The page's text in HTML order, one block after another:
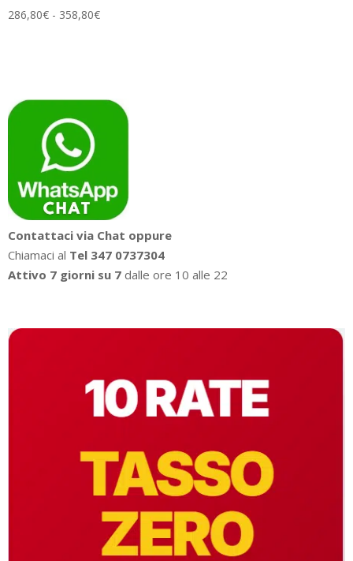
286,80€ - 358,80€Fascia
a
358,80€
Contattaci via Chat oppure
Chiamaci al Tel 347 0737304
Attivo 7 giorni su 7 dalle ore 10 alle 22